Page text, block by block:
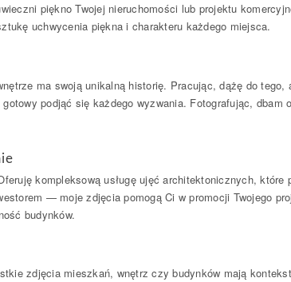
piękno Twojej nieruchomości lub projektu
uchwycenia piękna i charakteru każdego miejsca.
ma swoją unikalną historię. Pracując, dążę do
podjąć się każdego wyzwania. Fotografując,
kompleksową usługę ujęć architektonicznych,
— moje zdjęcia pomogą Ci w promocji Twojego
budynków.
zdjęcia mieszkań, wnętrz czy budynków mają